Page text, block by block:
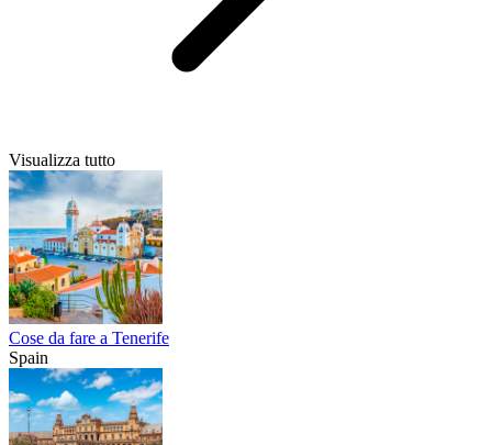
Visualizza tutto
Cose da fare a Tenerife
Spain